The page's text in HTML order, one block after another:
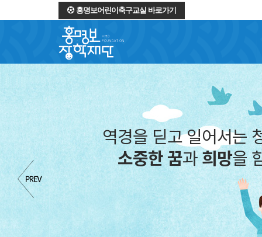
홍명보어린이축구교실 바로가기
역경을 딛고 일어서는
소중한 꿈과희망을